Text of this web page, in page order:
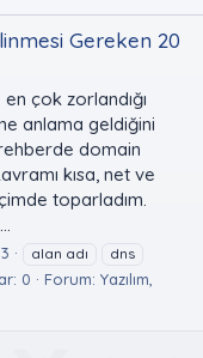
Gereken 20
çok zorlandığı
anlama geldiğini
domain
kısa, net ve
toparladım.
alan adı
dns
0 Forum: Yazılım,